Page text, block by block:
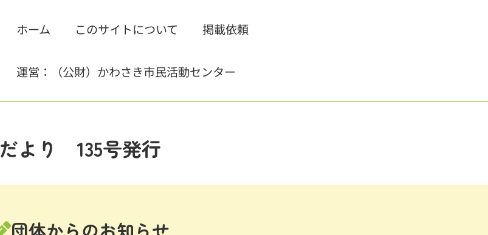
ホーム このサイトについて 掲載依頼
運営：（公財）かわさき市民活動センター
だより 135号発行
団体からのお知らせ